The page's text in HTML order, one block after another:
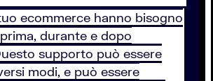
ecommerce hanno bisogno
durante e dopo
supporto può essere
modi, e può essere